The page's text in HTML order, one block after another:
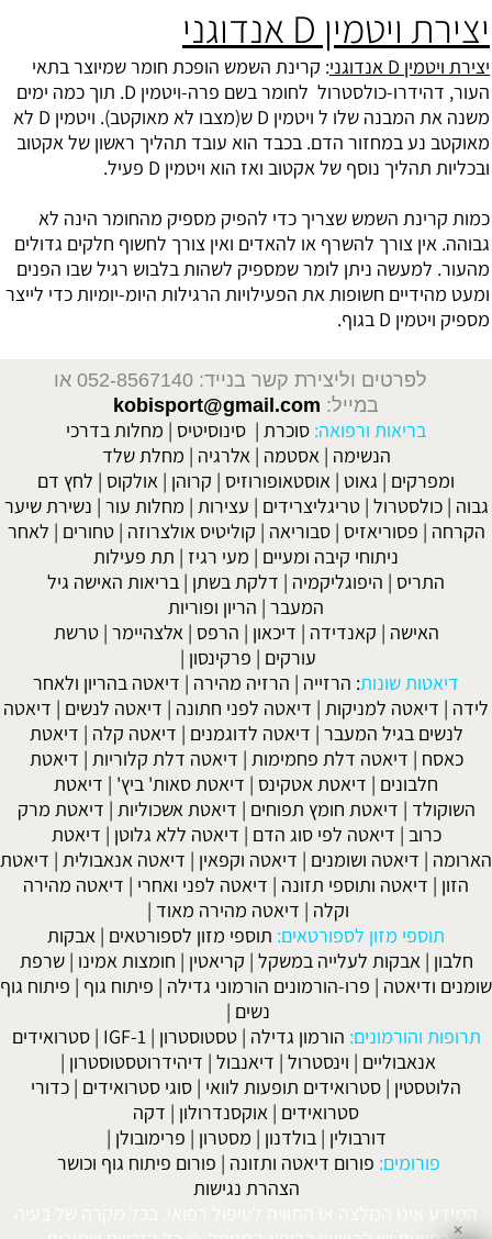
יצירת ויטמין D אנדוגני
יצירת ויטמין D אנדוגני
: קרינת השמש הופכת חומר שמיוצר בתאי
העור, דהידרו-כולסטרול
לחומר בשם פרה-ויטמין D. תוך כמה ימים
משנה את המבנה שלו ל ויטמין D ש(מצבו לא מאוקטב). ויטמין D לא
מאוקטב נע במחזור הדם. בכבד הוא עובד תהליך ראשון של אקטוב
ובכליות תהליך נוסף של אקטוב ואז הוא ויטמין D פעיל.
כמות קרינת השמש שצריך כדי להפיק מספיק מהחומר הינה לא
גבוהה. אין צורך להשרף או להאדים ואין צורך לחשוף חלקים גדולים
מהעור. למעשה ניתן לומר שמספיק לשהות בלבוש רגיל שבו הפנים
ומעט מהידיים חשופות את הפעילויות הרגילות היומ-יומיות כדי לייצר
מספיק ויטמין D בגוף.
לפרטים וליצירת קשר בנייד: 052-8567140
או
במייל: kobisport@gmail.com
בריאות ורפואה: סוכרת | סינוסיטיס | מחלות בדרכי
הנשימה | אסטמה | אלרגיה | מחלת שלד
ומפרקים | גאוט | אוסטאופורוזיס | קרוהן | אולקוס | לחץ דם
גבוה |כולסטרול |טריגליצרידים | עצירות | מחלות עור | נשירת שיער
הקרחה | פסוריאזיס |סבוריאה | קוליטיס אולצרוזה |טחורים | לאחר
ניתוחי קיבה ומעיים | מעי רגיז | תת פעילות
התריס | היפוגליקמיה | דלקת בשתן | בריאות האישה גיל
המעבר | הריון ופוריות
האישה | קאנדידה | דיכאון | הרפס | אלצהיימר |טרשת
עורקים | פרקינסון |
דיאטות שונות: הרזייה | הרזיה מהירה | דיאטה בהריון ולאחר
לידה | דיאטה למניקות | דיאטה לפני חתונה | דיאטה לנשים | דיאטה
לנשים בגיל המעבר | דיאטה לדוגמנים | דיאטה קלה | דיאטת
כאסח | דיאטה דלת פחמימות | דיאטה דלת קלוריות | דיאטת
חלבונים | דיאטת אטקינס | דיאטת סאות' ביץ' | דיאטת
השוקולד | דיאטת חומץ תפוחים | דיאטת אשכוליות | דיאטת מרק
כרוב | דיאטה לפי סוג הדם | דיאטה ללא גלוטן | דיאטת
הארומה | דיאטה ושומנים | דיאטה וקפאין | דיאטה אנאבולית | דיאטת
הזון | דיאטה ותוספי תזונה | דיאטה לפני ואחרי | דיאטה מהירה
וקלה | דיאטה מהירה מאוד |
תוספי מזון לספורטאים: תוספי מזון לספורטאים | אבקות
חלבון | אבקות לעלייה במשקל | קריאטין | חומצות אמינו |שרפת
שומנים ודיאטה | פרו-הורמונים הורמוני גדילה | פיתוח גוף | פיתוח גוף
נשים |
תרופות והורמונים: הורמון גדילה |טסטוסטרון |
IGF-1
|סטרואידים
אנאבוליים | וינסטרול | דיאנבול | דיהידרוטסטוסטרון |
הלוטסטין | סטרואידים תופעות לוואי | סוגי סטרואידים | כדורי
סטרואידים | אוקסנדרולון | דקה
דורבולין | בולדנון | מסטרון | פרימובולן |
פורומים: פורום דיאטה ותזונה | פורום פיתוח גוף וכושר
הצהרת נגישות
המידע אינו המלצה או התוויה לטיפול רפואי. בכל מקרה של בעיה
✕